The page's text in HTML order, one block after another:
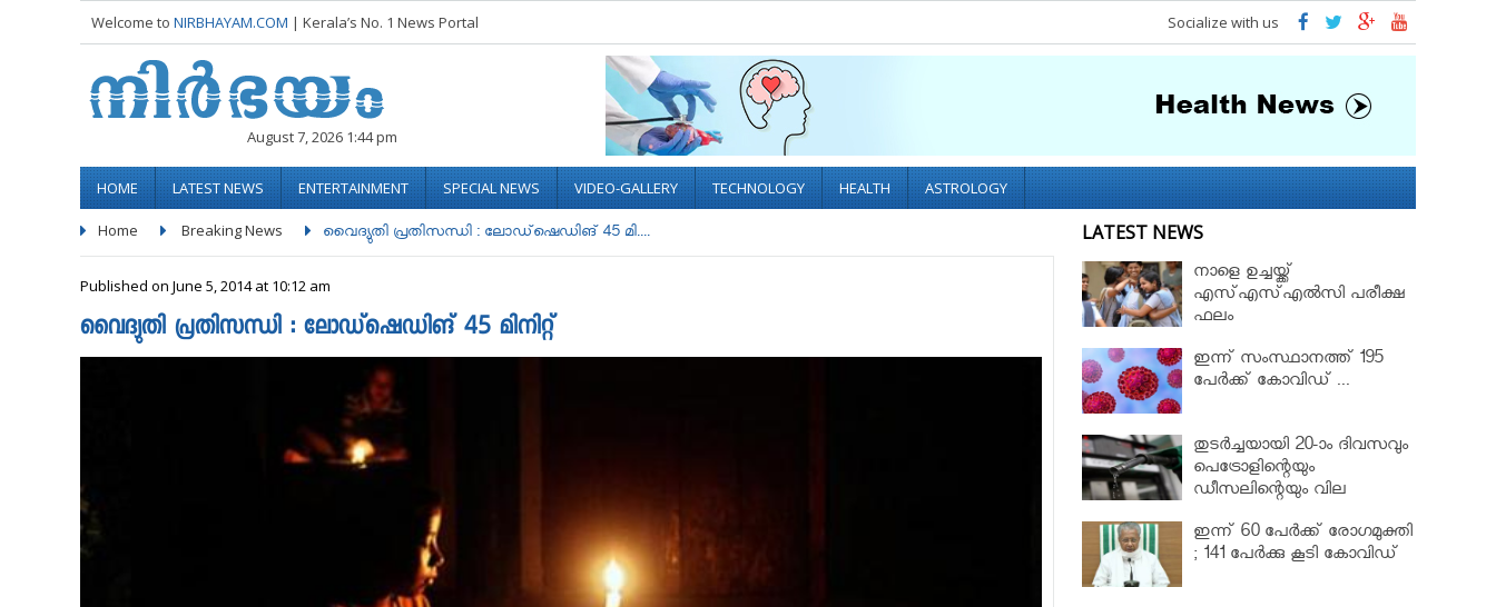
Welcome to NIRBHAYAM.COM | Kerala’s No. 1 News Portal Socialize with us
August 7, 2026 1:44 pm
HOME LATEST NEWS ENTERTAINMENT SPECIAL NEWS VIDEO-GALLERY TECHNOLOGY HEALTH ASTROLOGY
Home Breaking News വൈദ്യുതി പ്രതിസന്ധി : ലോഡ്‌ഷെഡിങ് 45 മി....
Published on June 5, 2014 at 10:12 am
വൈദ്യുതി പ്രതിസന്ധി : ലോഡ്‌ഷെഡിങ് 45 മിനിറ്റ്
LATEST NEWS
നാളെ ഉച്ചയ്ക്ക്
എസ്എസ്എല്‍സി പരീക്ഷ
ഫലം
ഇന്ന് സംസ്ഥാനത്ത് 195
പേര്‍ക്ക് കോവിഡ് ...
തുടർച്ചയായി 20-ാം ദിവസവും
പെട്രോളിന്റെയും
ഡീസലിന്റെയും വില
ഇന്ന് 60 പേർക്ക് രോഗമുക്തി
; 141 പേര്‍ക്കു കൂടി കോവിഡ്